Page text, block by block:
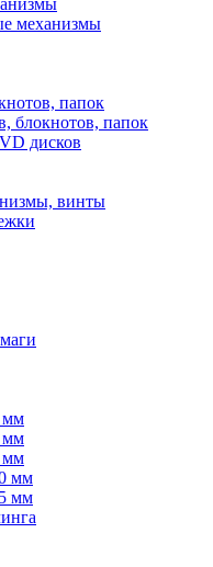
механизмы
папок
блокнотов, папок
дисков
винты
мм
мм
мм
мм
мм